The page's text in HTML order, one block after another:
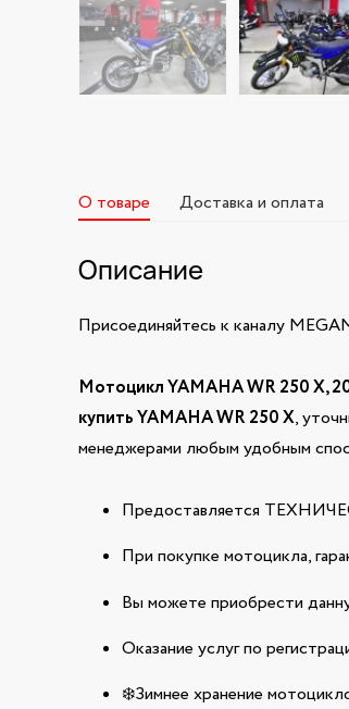
О товаре Доставка и оплата
Описание
Присоединяйтесь к каналу
Мотоцикл YAMAHA WR 250 X,
купить YAMAHA WR 250 X,
менеджерами любым удобным
Предоставляется
При покупке мотоцикла,
Вы можете приобрести
Оказание услуг по
❄️Зимнее хранение